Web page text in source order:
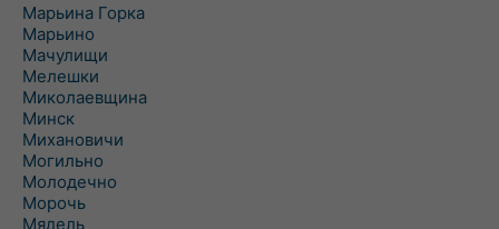
Марьина Горка
Марьино
Мачулищи
Мелешки
Миколаевщина
Минск
Михановичи
Могильно
Молодечно
Морочь
Мядель